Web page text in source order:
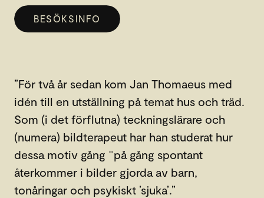
BESÖKSINFO
”För två år sedan kom Jan Thomaeus med
idén till en utställning på temat hus och träd.
Som (i det förflutna) teckningslärare och
(numera) bildterapeut har han studerat hur
dessa motiv gång ¨på gång spontant
återkommer i bilder gjorda av barn,
tonåringar och psykiskt ’sjuka’.”